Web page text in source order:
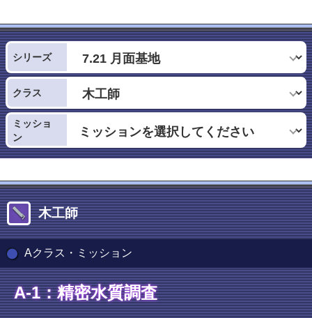
シリーズ
クラス
ミッショ
ン
木工師
Aクラス・ミッション
A-1：精密水質調査